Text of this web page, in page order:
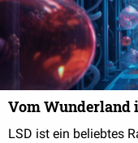
Vom Wunderland
LSD ist ein beliebtes